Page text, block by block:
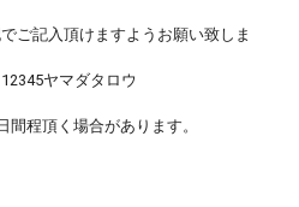
ご記入頂けますようお願い致しま
ヤマダタロウ
程頂く場合があります。